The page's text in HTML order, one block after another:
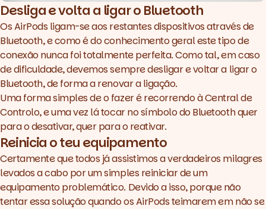
Desliga e volta a ligar o Bluetooth
Os AirPods ligam-se aos restantes dispositivos através de
Bluetooth, e como é do conhecimento geral este tipo de
conexão nunca foi totalmente perfeita. Como tal, em caso
de dificuldade, devemos sempre desligar e voltar a ligar o
Bluetooth, de forma a renovar a ligação.
Uma forma simples de o fazer é recorrendo à Central de
Controlo, e uma vez lá tocar no símbolo do Bluetooth quer
para o desativar, quer para o reativar.
Reinicia o teu equipamento
Certamente que todos já assistimos a verdadeiros milagres
levados a cabo por um simples reiniciar de um
equipamento problemático. Devido a isso, porque não
tentar essa solução quando os AirPods teimarem em não se